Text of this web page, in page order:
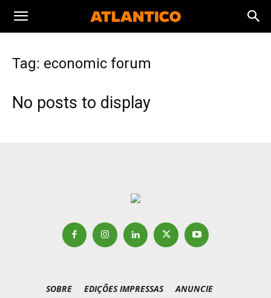
Tag: economic forum
No posts to display
SOBRE EDIÇÕES IMPRESSAS
ANUNCIE